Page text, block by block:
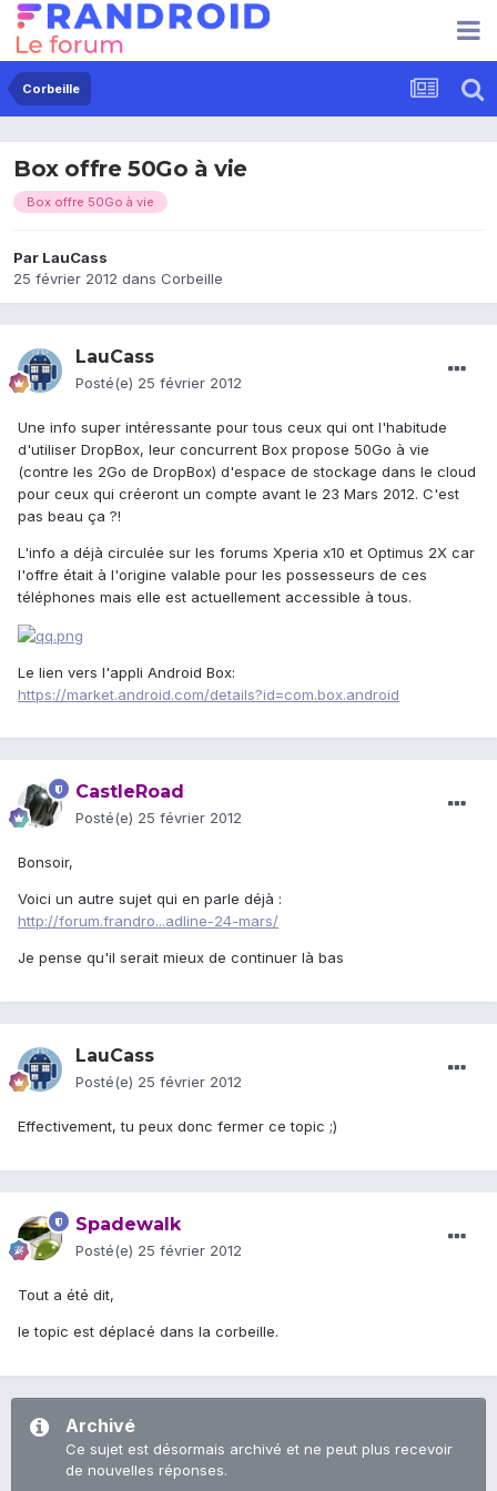
Corbeille
Box offre 50Go à vie
Box offre 50Go à vie
Par LauCass
25 février 2012 dans Corbeille
LauCass
Posté(e) 25 février 2012
Une info super intéressante pour tous ceux qui ont l'habitude
d'utiliser DropBox, leur concurrent Box propose 50Go à vie
(contre les 2Go de DropBox) d'espace de stockage dans le cloud
pour ceux qui créeront un compte avant le 23 Mars 2012. C'est
pas beau ça ?!
L'info a déjà circulée sur les forums Xperia x10 et Optimus 2X car
l'offre était à l'origine valable pour les possesseurs de ces
téléphones mais elle est actuellement accessible à tous.
Le lien vers l'appli Android Box:
https://market.android.com/details?id=com.box.android
CastleRoad
Posté(e) 25 février 2012
Bonsoir,
Voici un autre sujet qui en parle déjà :
http://forum.frandro...adline-24-mars/
Je pense qu'il serait mieux de continuer là bas
LauCass
Posté(e) 25 février 2012
Effectivement, tu peux donc fermer ce topic ;)
Spadewalk
Posté(e) 25 février 2012
Tout a été dit,
le topic est déplacé dans la corbeille.
Archivé
Ce sujet est désormais archivé et ne peut plus recevoir
de nouvelles réponses.